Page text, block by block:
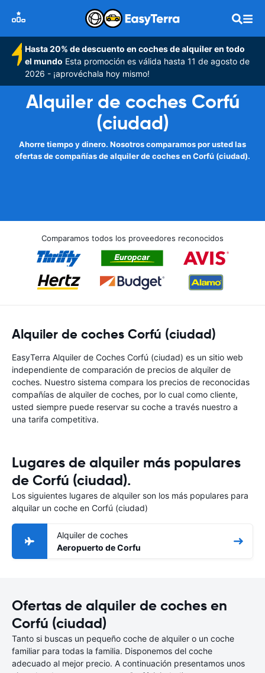
Hasta 20% de descuento en coches de alquiler en todo
el mundo Esta promoción es válida hasta 11 de agosto de
2026 - ¡aprovéchala hoy mismo!
Alquiler de coches Corfú
(ciudad)
Ahorre tiempo y dinero. Nosotros comparamos por usted las
ofertas de compañías de alquiler de coches en Corfú (ciudad).
Comparamos todos los proveedores reconocidos
Alquiler de coches Corfú (ciudad)
EasyTerra Alquiler de Coches Corfú (ciudad) es un sitio web
independiente de comparación de precios de alquiler de
coches. Nuestro sistema compara los precios de reconocidas
compañías de alquiler de coches, por lo cual como cliente,
usted siempre puede reservar su coche a través nuestro a
una tarifa competitiva.
Lugares de alquiler más populares
de Corfú (ciudad).
Los siguientes lugares de alquiler son los más populares para
alquilar un coche en Corfú (ciudad)
Alquiler de coches
Aeropuerto de Corfu
Ofertas de alquiler de coches en
Corfú (ciudad)
Tanto si buscas un pequeño coche de alquiler o un coche
familiar para todas la familia. Disponemos del coche
adecuado al mejor precio. A continuación presentamos unos